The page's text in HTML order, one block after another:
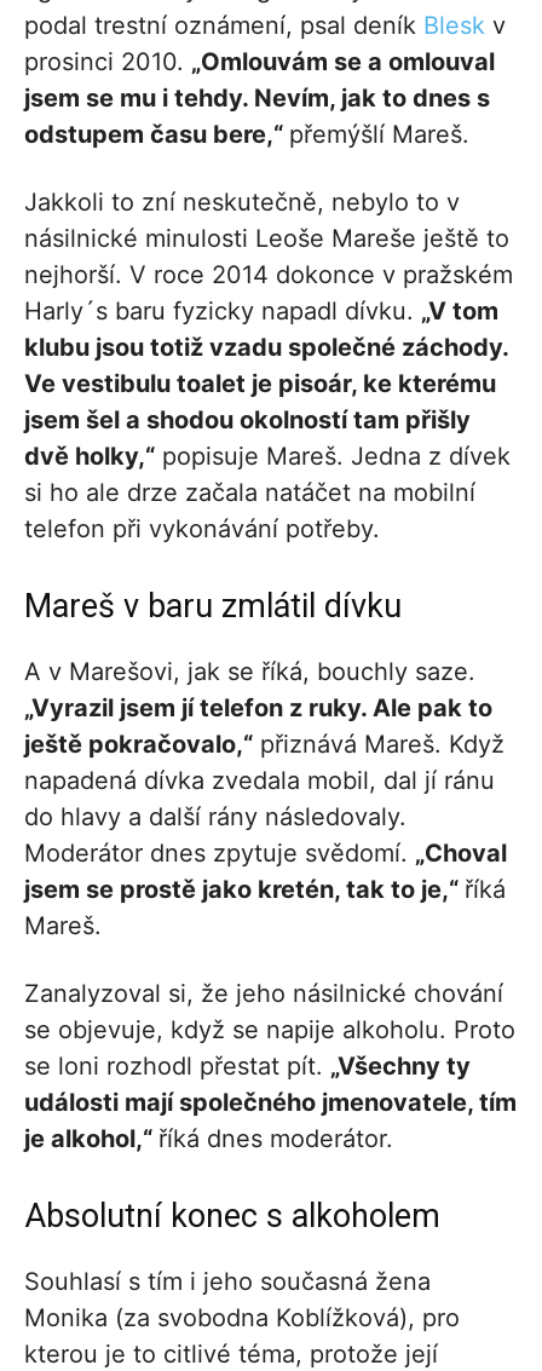
podal trestní oznámení, psal deník Blesk v
prosinci 2010. „Omlouvám se a omlouval
jsem se mu i tehdy. Nevím, jak to dnes s
odstupem času bere,“ přemýšlí Mareš.
Jakkoli to zní neskutečně, nebylo to v
násilnické minulosti Leoše Mareše ještě to
nejhorší. V roce 2014 dokonce v pražském
Harly´s baru fyzicky napadl dívku. „V tom
klubu jsou totiž vzadu společné záchody.
Ve vestibulu toalet je pisoár, ke kterému
jsem šel a shodou okolností tam přišly
dvě holky,“ popisuje Mareš. Jedna z dívek
si ho ale drze začala natáčet na mobilní
telefon při vykonávání potřeby.
Mareš v baru zmlátil dívku
A v Marešovi, jak se říká, bouchly saze.
„Vyrazil jsem jí telefon z ruky. Ale pak to
ještě pokračovalo,“ přiznává Mareš. Když
napadená dívka zvedala mobil, dal jí ránu
do hlavy a další rány následovaly.
Moderátor dnes zpytuje svědomí. „Choval
jsem se prostě jako kretén, tak to je,“ říká
Mareš.
Zanalyzoval si, že jeho násilnické chování
se objevuje, když se napije alkoholu. Proto
se loni rozhodl přestat pít. „Všechny ty
události mají společného jmenovatele, tím
je alkohol,“ říká dnes moderátor.
Absolutní konec s alkoholem
Souhlasí s tím i jeho současná žena
Monika (za svobodna Koblížková), pro
kterou je to citlivé téma, protože její